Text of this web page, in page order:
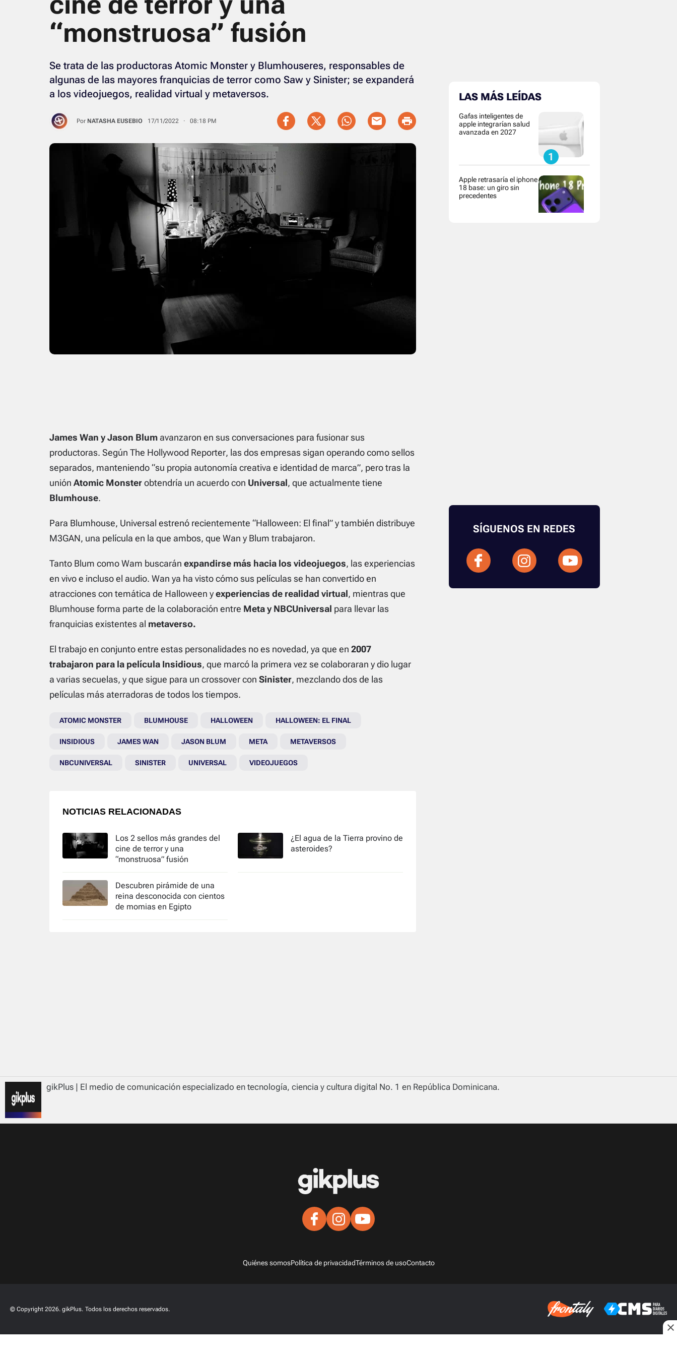
“monstruosa” fusión
Se trata de las productoras Atomic Monster y Blumhouseres, responsables de
algunas de las mayores franquicias de terror como Saw y Sinister; se expanderá
a los videojuegos, realidad virtual y metaversos.
Por NATASHA EUSEBIO 17/11/2022 · 08:18 PM
James Wan y Jason Blumavanzaron en sus conversaciones para fusionar sus
productoras. Según The Hollywood Reporter, las dos empresas sigan operando como sellos
separados, manteniendo “su propia autonomía creativa e identidad de marca”, pero tras la
unión Atomic Monsterobtendría un acuerdo con Universal, que actualmente tiene
Blumhouse.
Para Blumhouse, Universal estrenó recientemente “Halloween: El final” y también distribuye
M3GAN, una película en la que ambos, que Wan y Blum trabajaron.
Tanto Blum como Wam buscarán expandirse más hacia los videojuegos, las experiencias
en vivo e incluso el audio. Wan ya ha visto cómo sus películas se han convertido en
atracciones con temática de Halloween yexperiencias de realidad virtual, mientras que
Blumhouse forma parte de la colaboración entre Meta y NBCUniversal para llevar las
franquicias existentes al metaverso.
El trabajo en conjunto entre estas personalidades no es novedad, ya que en 2007
trabajaron para la película Insidious, que marcó la primera vez se colaboraran y dio lugar
a varias secuelas, y que sigue para un crossover con Sinister, mezclando dos de las
películas más aterradoras de todos los tiempos.
ATOMIC MONSTER BLUMHOUSE HALLOWEEN HALLOWEEN: EL FINAL
INSIDIOUS JAMES WAN JASON BLUM META METAVERSOS
NBCUNIVERSAL SINISTER UNIVERSAL VIDEOJUEGOS
NOTICIAS RELACIONADAS
Los 2 sellos más grandes del
cine de terror y una
“monstruosa” fusión
¿El agua de la Tierra provino de
asteroides?
Descubren pirámide de una
reina desconocida con cientos
de momias en Egipto
LAS MÁS LEÍDAS
Gafas inteligentes de
apple integrarían salud
avanzada en 2027
Apple retrasaría el iphone
18 base: un giro sin
precedentes
SÍGUENOS EN REDES
gikPlus | El medio de comunicación especializado en tecnología, ciencia y cultura digital No. 1 en República Dominicana.
Quiénes somosPolítica de privacidadTérminos de usoContacto
© Copyright 2026. gikPlus. Todos los derechos reservados.